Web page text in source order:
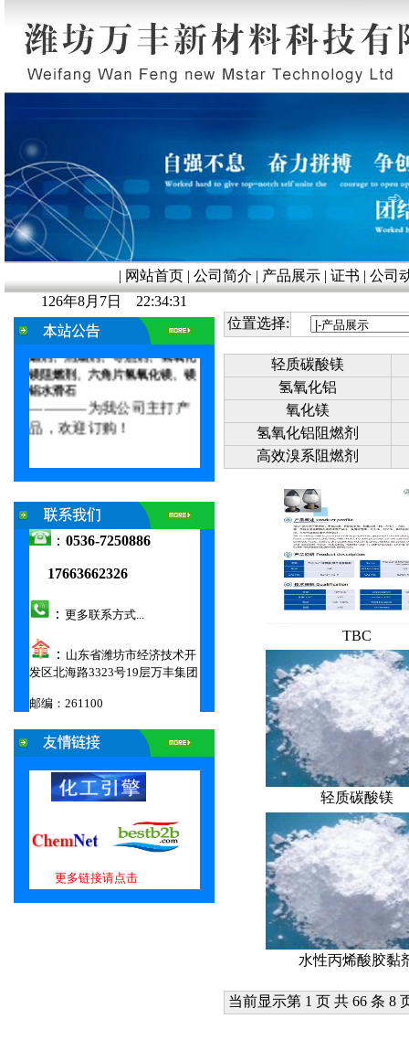
| 网站首页| 公司简介 | 产品展示| 证书 | 公司
126年8月7日 22:34:31
友情提示：CPE专 用轻
质活性氧化镁 改性氧化镁阻燃
剂、活性氢氧化铝、无机复合阻
燃剂、消烟剂、导热剂、氢氧化
镁阻燃剂、六角片氢氧化镁、镁
铝水滑石
————为我公司主打产
品，欢迎订购！
： 0536-7250886
17663662326
： 更多联系方式...
： 山东省潍坊市经济技术开
发区北海路3323号19层万丰集团
邮编：261100
更多链接请点击
位置选择:
轻质碳酸镁
氢氧化铝
氧化镁
氢氧化铝阻燃剂
高效溴系阻燃剂
TBC
轻质碳酸镁
水性丙烯酸胶黏
当前显示第 1 页 共 66 条 8